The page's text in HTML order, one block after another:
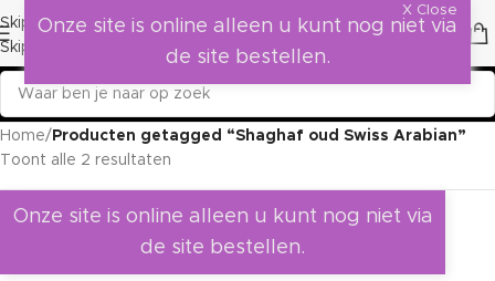
Skip to navigation
Skip to main content
Home/ Producten getagged “Shaghaf oud Swiss Arabian”
Toont alle 2 resultaten
Onze site is online alleen u kunt nog niet via
de site bestellen.
X Close
Onze site is online alleen u kunt nog niet via
de site bestellen.